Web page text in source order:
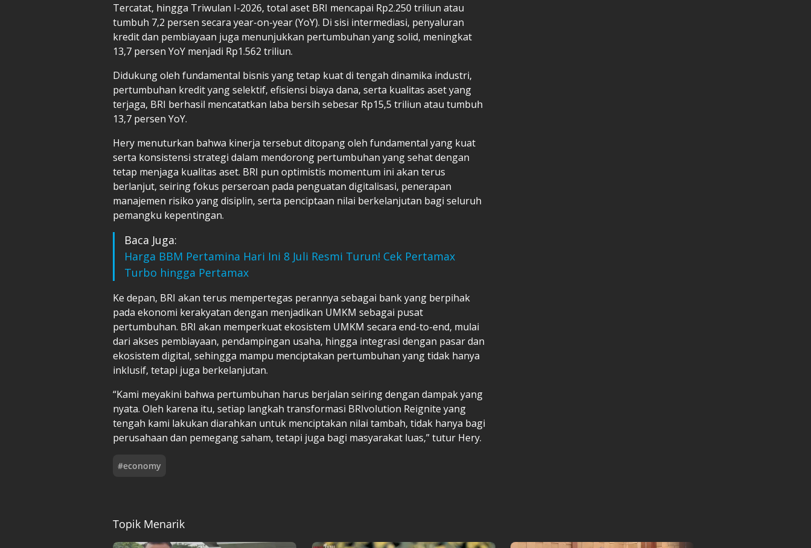
Tercatat, hingga Triwulan I-2026, total aset BRI mencapai Rp2.250 triliun atau
tumbuh 7,2 persen secara year-on-year (YoY). Di sisi intermediasi, penyaluran
kredit dan pembiayaan juga menunjukkan pertumbuhan yang solid, meningkat
13,7 persen YoY menjadi Rp1.562 triliun.
Didukung oleh fundamental bisnis yang tetap kuat di tengah dinamika industri,
pertumbuhan kredit yang selektif, efisiensi biaya dana, serta kualitas aset yang
terjaga, BRI berhasil mencatatkan laba bersih sebesar Rp15,5 triliun atau tumbuh
13,7 persen YoY.
Hery menuturkan bahwa kinerja tersebut ditopang oleh fundamental yang kuat
serta konsistensi strategi dalam mendorong pertumbuhan yang sehat dengan
tetap menjaga kualitas aset. BRI pun optimistis momentum ini akan terus
berlanjut, seiring fokus perseroan pada penguatan digitalisasi, penerapan
manajemen risiko yang disiplin, serta penciptaan nilai berkelanjutan bagi seluruh
pemangku kepentingan.
Baca Juga:
Harga BBM Pertamina Hari Ini 8 Juli Resmi Turun! Cek Pertamax
Turbo hingga Pertamax
Ke depan, BRI akan terus mempertegas perannya sebagai bank yang berpihak
pada ekonomi kerakyatan dengan menjadikan UMKM sebagai pusat
pertumbuhan. BRI akan memperkuat ekosistem UMKM secara end-to-end, mulai
dari akses pembiayaan, pendampingan usaha, hingga integrasi dengan pasar dan
ekosistem digital, sehingga mampu menciptakan pertumbuhan yang tidak hanya
inklusif, tetapi juga berkelanjutan.
“Kami meyakini bahwa pertumbuhan harus berjalan seiring dengan dampak yang
nyata. Oleh karena itu, setiap langkah transformasi BRIvolution Reignite yang
tengah kami lakukan diarahkan untuk menciptakan nilai tambah, tidak hanya bagi
perusahaan dan pemegang saham, tetapi juga bagi masyarakat luas,” tutur Hery.
#economy
Topik Menarik